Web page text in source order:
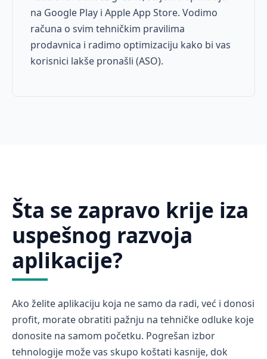
na Google Play i Apple App Store. Vodimo
računa o svim tehničkim pravilima
prodavnica i radimo optimizaciju kako bi vas
korisnici lakše pronašli (ASO).
Šta se zapravo krije iza
uspešnog razvoja
aplikacije?
Ako želite aplikaciju koja ne samo da radi, već i donosi
profit, morate obratiti pažnju na tehničke odluke koje
donosite na samom početku. Pogrešan izbor
tehnologije može vas skupo koštati kasnije, dok